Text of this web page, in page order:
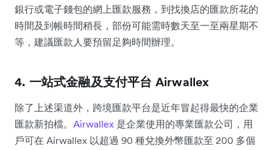
銀行或電子錢包的網上匯款服務，到找換店的匯款所花的
時間及到帳時間稍長，部份可能需時數天至一至兩星期不
等，建議匯款人要預留足夠時間辦理。
4. 一站式金融及支付平台 Airwallex
除了上述渠道外，跨境匯款平台是近年冒起得最快的企業
匯款新拍檔。 Airwallex 是企業使用的專業匯款公司，用
戶可在 Airwallex 以超過 90 種兌換外幣匯款至 200 多個